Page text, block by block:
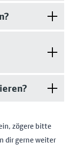
zögere bitte
dir gerne weiter